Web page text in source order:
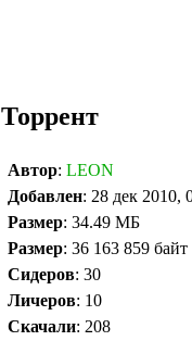
Торрент
Автор: LEON
Добавлен: 28 дек 2010,
Размер: 34.49 МБ
Размер: 36 163 859 байт
Сидеров: 30
Личеров: 10
Скачали: 208